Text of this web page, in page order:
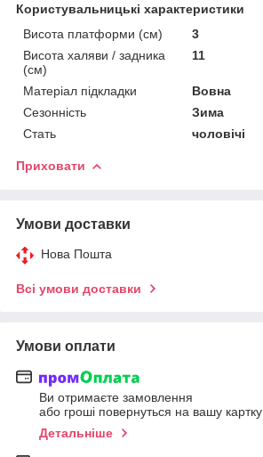
Користувальницькі характеристики
Висота платформи (см)
3
Висота халяви / задника
(см)
11
Матеріал підкладки
Вовна
Сезонність
Зима
Стать
чоловічі
Приховати
Умови доставки
Нова Пошта
Всі умови доставки
Умови оплати
Ви отримаєте замовлення
або гроші повернуться на вашу картку
Детальніше